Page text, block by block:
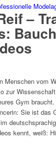
–
Menschen vom
zur
Gym
Sie ist das
kennt, weiß: